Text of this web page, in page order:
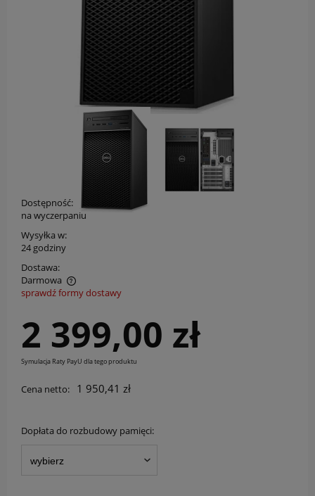
Dostępność:
na wyczerpaniu
Wysyłka w:
24 godziny
Dostawa:
Darmowa
Cena nie zawiera ewentualnych kosztów płatności
sprawdź formy dostawy
2 399,00 zł
Symulacja Raty PayU dla tego produktu
Cena netto: 1 950,41 zł
Dopłata do rozbudowy pamięci: